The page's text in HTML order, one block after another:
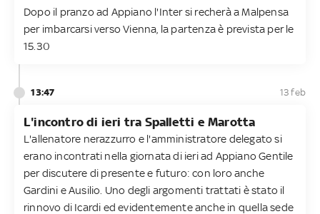
Dopo il pranzo ad Appiano l'Inter si recherà a Malpensa
per imbarcarsi verso Vienna, la partenza è prevista per le
15.30
13:47 13 feb
L'incontro di ieri tra Spalletti e Marotta
L'allenatore nerazzurro e l'amministratore delegato si
erano incontrati nella giornata di ieri ad Appiano Gentile
per discutere di presente e futuro: con loro anche
Gardini e Ausilio. Uno degli argomenti trattati è stato il
rinnovo di Icardi ed evidentemente anche in quella sede